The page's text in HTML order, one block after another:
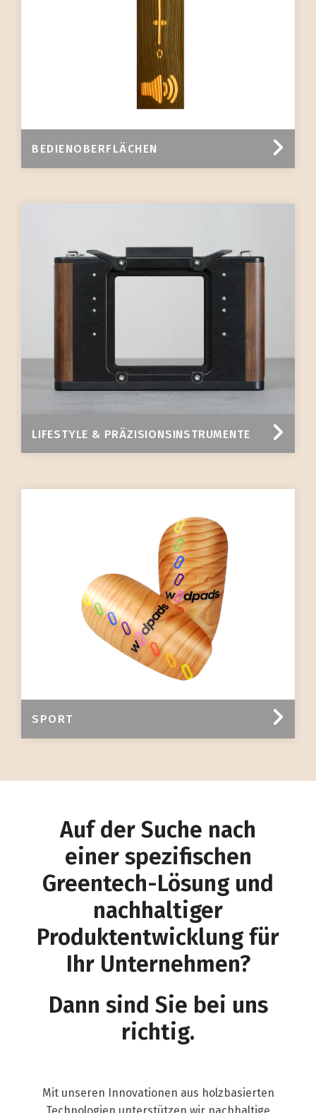
BEDIENOBERFLÄCHEN
LIFESTYLE & PRÄZISIONSINSTRUMENTE
SPORT
Auf der Suche nach
einer spezifischen
Greentech-Lösung und
nachhaltiger
Produktentwicklung für
Ihr Unternehmen?
Dann sind Sie bei uns
richtig.
Mit unseren Innovationen aus holz­basierten